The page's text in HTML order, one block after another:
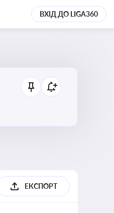
ВХІД ДО LIGA360
ЕКСПОРТ